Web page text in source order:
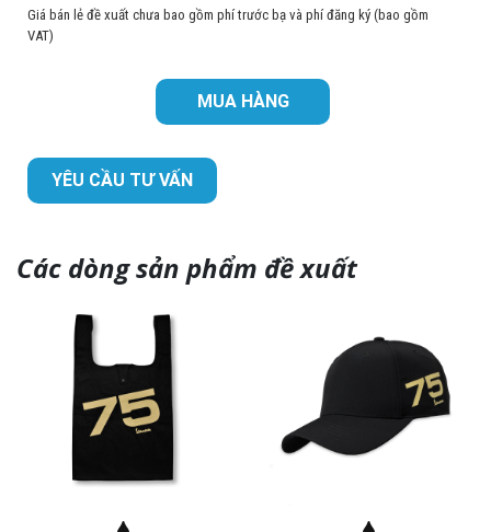
Giá bán lẻ đề xuất chưa bao gồm phí trước bạ và phí đăng ký (bao gồm
VAT)
MUA HÀNG
YÊU CẦU TƯ VẤN
Các dòng sản phẩm đề xuất